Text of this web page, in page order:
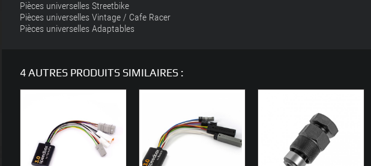
Pièces universelles Streetbike
Pièces universelles Vintage / Cafe Racer
Pièces universelles Adaptables
4 AUTRES PRODUITS SIMILAIRES :